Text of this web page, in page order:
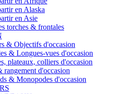
en Alaska
en Asie
torches & frontales
& Objectifs d'occasion
& Longues-vues d'occasion
plateaux, colliers d'occasion
rangement d'occasion
& Monopodes d'occasion